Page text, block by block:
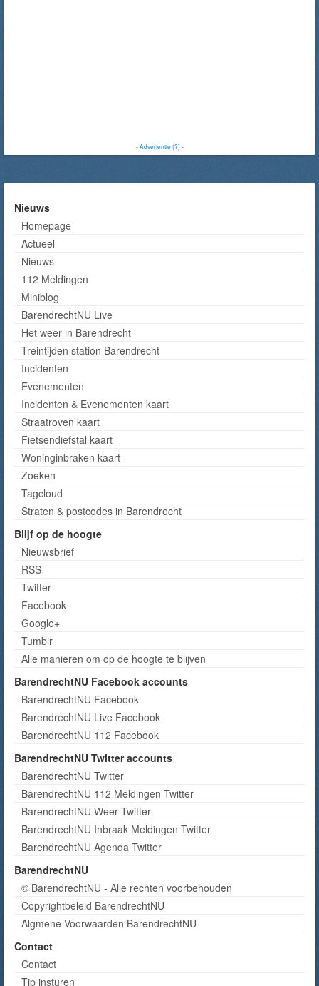
-Advertentie (?)-
Nieuws
Homepage
Actueel
Nieuws
112 Meldingen
Miniblog
BarendrechtNU Live
Het weer in Barendrecht
Treintijden station Barendrecht
Incidenten
Evenementen
Incidenten & Evenementen kaart
Straatroven kaart
Fietsendiefstal kaart
Woninginbraken kaart
Zoeken
Tagcloud
Straten & postcodes in Barendrecht
Blijf op de hoogte
Nieuwsbrief
RSS
Twitter
Facebook
Google+
Tumblr
Alle manieren om op de hoogte te blijven
BarendrechtNU Facebook accounts
BarendrechtNU Facebook
BarendrechtNU Live Facebook
BarendrechtNU 112 Facebook
BarendrechtNU Twitter accounts
BarendrechtNU Twitter
BarendrechtNU 112 Meldingen Twitter
BarendrechtNU Weer Twitter
BarendrechtNU Inbraak Meldingen Twitter
BarendrechtNU Agenda Twitter
BarendrechtNU
© BarendrechtNU - Alle rechten voorbehouden
Copyrightbeleid BarendrechtNU
Algmene Voorwaarden BarendrechtNU
Contact
Contact
Tip insturen